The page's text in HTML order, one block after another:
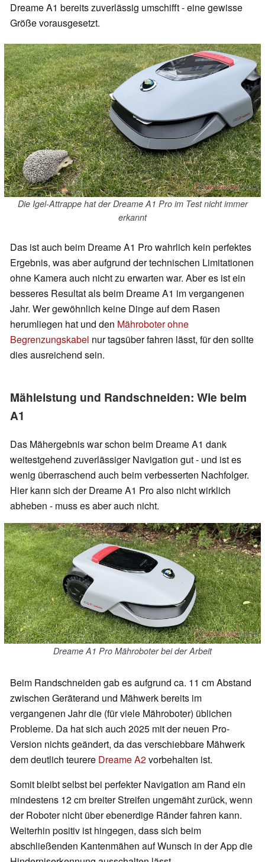
Dreame A1 bereits zuverlässig umschifft - eine gewisse
Größe vorausgesetzt.
Die Igel-Attrappe hat der Dreame A1 Pro im Test nicht immer
erkannt
Das ist auch beim Dreame A1 Pro wahrlich kein perfektes
Ergebnis, was aber aufgrund der technischen Limitationen
ohne Kamera auch nicht zu erwarten war. Aber es ist ein
besseres Resultat als beim Dreame A1 im vergangenen
Jahr. Wer gewöhnlich keine Dinge auf dem Rasen
herumliegen hat und den Mähroboter ohne
Begrenzungskabel nur tagsüber fahren lässt, für den sollte
dies ausreichend sein.
Mähleistung und Randschneiden: Wie beim
A1
Das Mähergebnis war schon beim Dreame A1 dank
weitestgehend zuverlässiger Navigation gut - und ist es
wenig überraschend auch beim verbesserten Nachfolger.
Hier kann sich der Dreame A1 Pro also nicht wirklich
abheben - muss es aber auch nicht.
Dreame A1 Pro Mähroboter bei der Arbeit
Beim Randschneiden gab es aufgrund ca. 11 cm Abstand
zwischen Geräterand und Mähwerk bereits im
vergangenen Jahr die (für viele Mähroboter) üblichen
Probleme. Da hat sich auch 2025 mit der neuen Pro-
Version nichts geändert, da das verschiebbare Mähwerk
dem deutlich teurere Dreame A2vorbehalten ist.
Somit bleibt selbst bei perfekter Navigation am Rand ein
mindestens 12 cm breiter Streifen ungemäht zurück, wenn
der Roboter nicht über ebenerdige Ränder fahren kann.
Weiterhin positiv ist hingegen, dass sich beim
abschließenden Kantenmähen auf Wunsch in der App die